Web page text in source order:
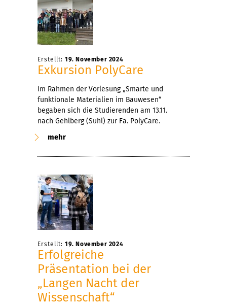
Erstellt: 19. November 2024
Exkursion PolyCare
Im Rahmen der Vorlesung „Smarte und
funktionale Materialien im Bauwesen“
begaben sich die Studierenden am 13.11.
nach Gehlberg (Suhl) zur Fa. PolyCare.
mehr
Erstellt: 19. November 2024
Erfolgreiche
Präsentation bei der
„Langen Nacht der
Wissenschaft“